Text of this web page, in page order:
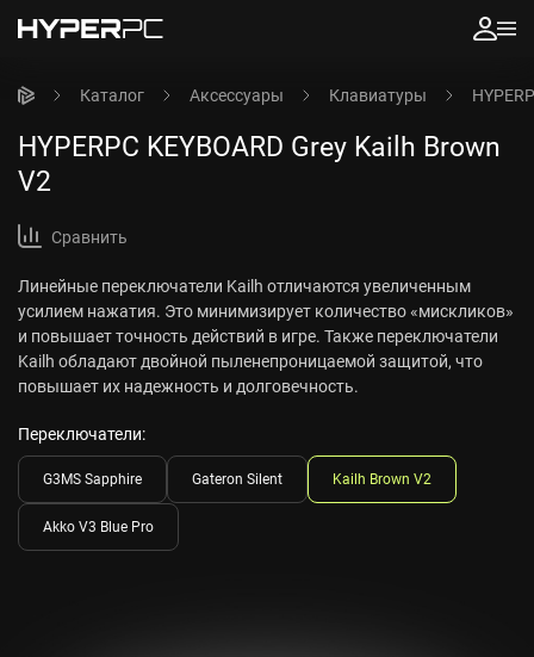
Каталог Аксессуары Клавиатуры
HYPERPC KEYBOARD Grey Kailh Brown
V2
Сравнить
Линейные переключатели Kailh отличаются увеличенным
усилием нажатия. Это минимизирует количество «мискликов»
и повышает точность действий в игре. Также переключатели
Kailh обладают двойной пыленепроницаемой защитой, что
повышает их надежность и долговечность.
Переключатели:
G3MS Sapphire Gateron Silent Kailh Brown V2
Akko V3 Blue Pro